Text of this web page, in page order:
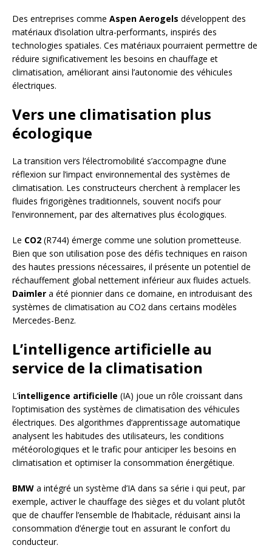
Des entreprises comme Aspen Aerogels développent des
matériaux d’isolation ultra-performants, inspirés des
technologies spatiales. Ces matériaux pourraient permettre de
réduire significativement les besoins en chauffage et
climatisation, améliorant ainsi l’autonomie des véhicules
électriques.
Vers une climatisation plus
écologique
La transition vers l’électromobilité s’accompagne d’une
réflexion sur l’impact environnemental des systèmes de
climatisation. Les constructeurs cherchent à remplacer les
fluides frigorigènes traditionnels, souvent nocifs pour
l’environnement, par des alternatives plus écologiques.
Le CO2 (R744) émerge comme une solution prometteuse.
Bien que son utilisation pose des défis techniques en raison
des hautes pressions nécessaires, il présente un potentiel de
réchauffement global nettement inférieur aux fluides actuels.
Daimler a été pionnier dans ce domaine, en introduisant des
systèmes de climatisation au CO2 dans certains modèles
Mercedes-Benz.
L’intelligence artificielle au
service de la climatisation
L’intelligence artificielle (IA) joue un rôle croissant dans
l’optimisation des systèmes de climatisation des véhicules
électriques. Des algorithmes d’apprentissage automatique
analysent les habitudes des utilisateurs, les conditions
météorologiques et le trafic pour anticiper les besoins en
climatisation et optimiser la consommation énergétique.
BMW a intégré un système d’IA dans sa série i qui peut, par
exemple, activer le chauffage des sièges et du volant plutôt
que de chauffer l’ensemble de l’habitacle, réduisant ainsi la
consommation d’énergie tout en assurant le confort du
conducteur.